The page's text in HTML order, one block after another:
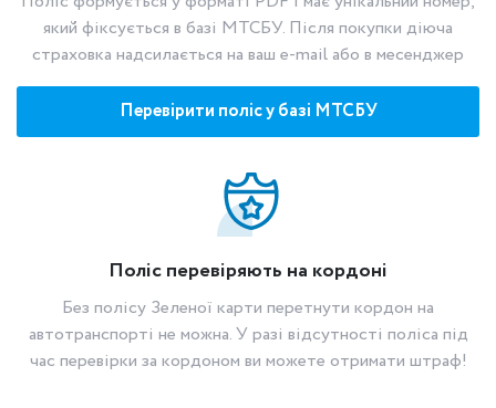
який фіксується в базі МТСБУ. Після покупки діюча
страховка надсилається на ваш e-mail або в месенджер
Перевірити поліс у базі МТСБУ
Поліс перевіряють на кордоні
Без полісу Зеленої карти перетнути кордон на
автотранспорті не можна. У разі відсутності поліса під
час перевірки за кордоном ви можете отримати штраф!